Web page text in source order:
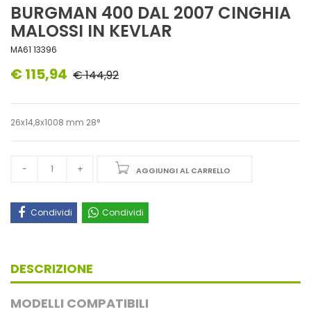
BURGMAN 400 DAL 2007 CINGHIA
MALOSSI IN KEVLAR
MA61 13396
€ 115,94 € 144,92
26x14,8x1008 mm 28°
AGGIUNGI AL CARRELLO
Condividi Condividi
DESCRIZIONE
MODELLI COMPATIBILI